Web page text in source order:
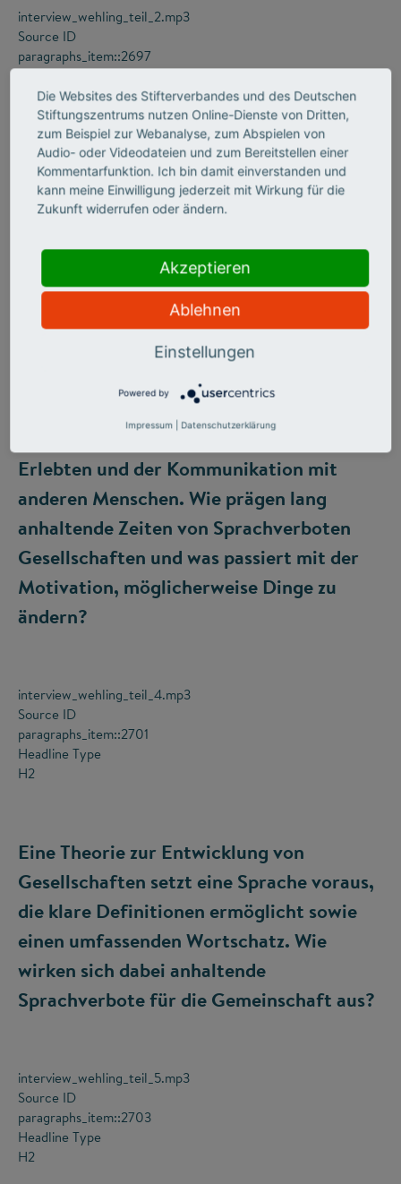
interview_wehling_teil_2.mp3
Source ID
paragraphs_item::2697
Wie wirken sich denn nun Sprachverbote
generell aus?
interview_wehling_teil_3.mp3
Source ID
paragraphs_item::2699
Sprache dient ja der Abbildung des
Erlebten und der Kommunikation mit
anderen Menschen. Wie prägen lang
anhaltende Zeiten von Sprachverboten
Gesellschaften und was passiert mit der
Motivation, möglicherweise Dinge zu
ändern?
interview_wehling_teil_4.mp3
Source ID
paragraphs_item::2701
Headline Type
H2
Eine Theorie zur Entwicklung von
Gesellschaften setzt eine Sprache voraus,
die klare Definitionen ermöglicht sowie
einen umfassenden Wortschatz. Wie
wirken sich dabei anhaltende
Sprachverbote für die Gemeinschaft aus?
interview_wehling_teil_5.mp3
Source ID
paragraphs_item::2703
Headline Type
H2
Die Websites des Stifterverbandes und des Deutschen
Stiftungszentrums nutzen Online-Dienste von Dritten,
zum Beispiel zur Webanalyse, zum Abspielen von
Audio- oder Videodateien und zum Bereitstellen einer
Kommentarfunktion. Ich bin damit einverstanden und
kann meine Einwilligung jederzeit mit Wirkung für die
Zukunft widerrufen oder ändern.
Akzeptieren
Ablehnen
Einstellungen
Powered by
Impressum Datenschutzerklärung